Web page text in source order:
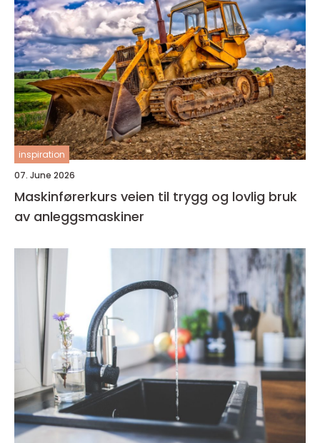
inspiration
07. June 2026
Maskinførerkurs veien til trygg og lovlig bruk
av anleggsmaskiner